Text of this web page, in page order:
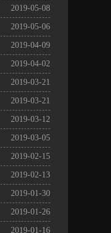
2019-05-08
2019-05-06
2019-04-09
2019-04-02
2019-03-21
2019-03-21
2019-03-12
2019-03-05
2019-02-15
2019-02-13
2019-01-30
2019-01-26
2019-01-16